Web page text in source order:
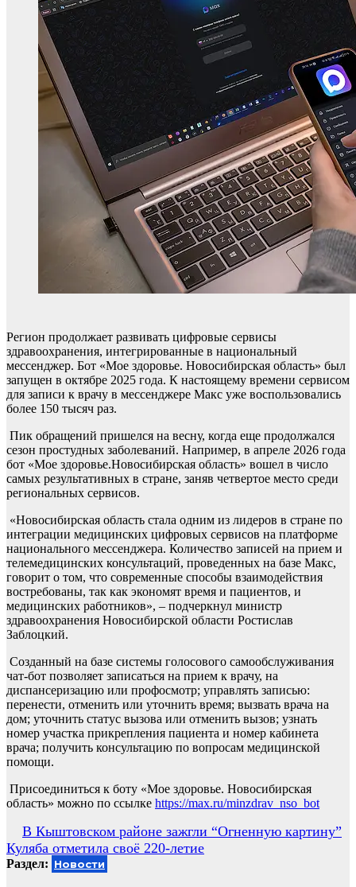
Регион продолжает развивать цифровые сервисы
здравоохранения, интегрированные в национальный
мессенджер. Бот «Мое здоровье. Новосибирская область» был
запущен в октябре 2025 года. К настоящему времени сервисом
для записи к врачу в мессенджере Макс уже воспользовались
более 150 тысяч раз.
Пик обращений пришелся на весну, когда еще продолжался
сезон простудных заболеваний. Например, в апреле 2026 года
бот «Мое здоровье.Новосибирская область» вошел в число
самых результативных в стране, заняв четвертое место среди
региональных сервисов.
«Новосибирская область стала одним из лидеров в стране по
интеграции медицинских цифровых сервисов на платформе
национального мессенджера. Количество записей на прием и
телемедицинских консультаций, проведенных на базе Макс,
говорит о том, что современные способы взаимодействия
востребованы, так как экономят время и пациентов, и
медицинских работников», – подчеркнул министр
здравоохранения Новосибирской области Ростислав
Заблоцкий.
Созданный на базе системы голосового самообслуживания
чат-бот позволяет записаться на прием к врачу, на
диспансеризацию или профосмотр; управлять записью:
перенести, отменить или уточнить время; вызвать врача на
дом; уточнить статус вызова или отменить вызов; узнать
номер участка прикрепления пациента и номер кабинета
врача; получить консультацию по вопросам медицинской
помощи.
Присоединиться к боту «Мое здоровье. Новосибирская
область» можно по ссылке https://max.ru/minzdrav_nso_bot
Навигация
по
записям
В Кыштовском районе зажгли “Огненную картину”
Куляба отметила своё 220-летие
Раздел: Новости